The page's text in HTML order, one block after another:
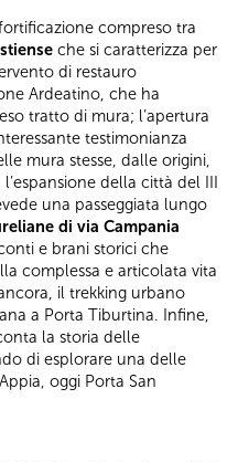
compreso tra
che si caratterizza per
di restauro
Ardeatino, che ha
tratto di mura; l’apertura
testimonianza
mura stesse, dalle origini,
della città del III
una passeggiata lungo
di via Campania
e brani storici che
complessa e articolata vita
il trekking urbano
a Porta Tiburtina. Infine,
la storia delle
di esplorare una delle
oggi Porta San